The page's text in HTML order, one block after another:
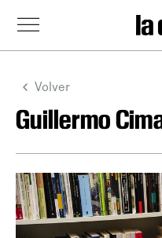
Volver
Guillermo